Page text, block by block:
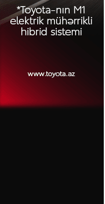
создал
ситуацию -